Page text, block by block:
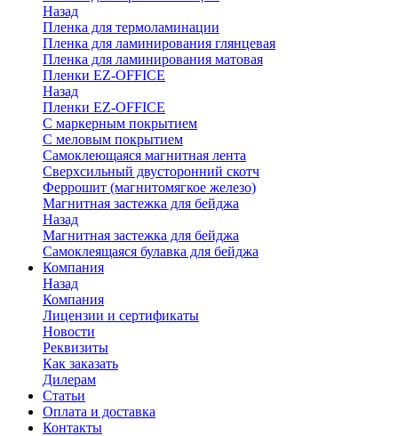
Назад
Пленка для термоламинации
Пленка для ламинирования глянцевая
Пленка для ламинирования матовая
Пленки EZ-OFFICE
Назад
Пленки EZ-OFFICE
С маркерным покрытием
С меловым покрытием
Самоклеющаяся магнитная лента
Сверхсильный двусторонний скотч
Феррошит (магнитомягкое железо)
Магнитная застежка для бейджа
Назад
Магнитная застежка для бейджа
Самоклеящаяся булавка для бейджа
Компания
Назад
Компания
Лицензии и сертификаты
Новости
Реквизиты
Как заказать
Дилерам
Статьи
Оплата и доставка
Контакты